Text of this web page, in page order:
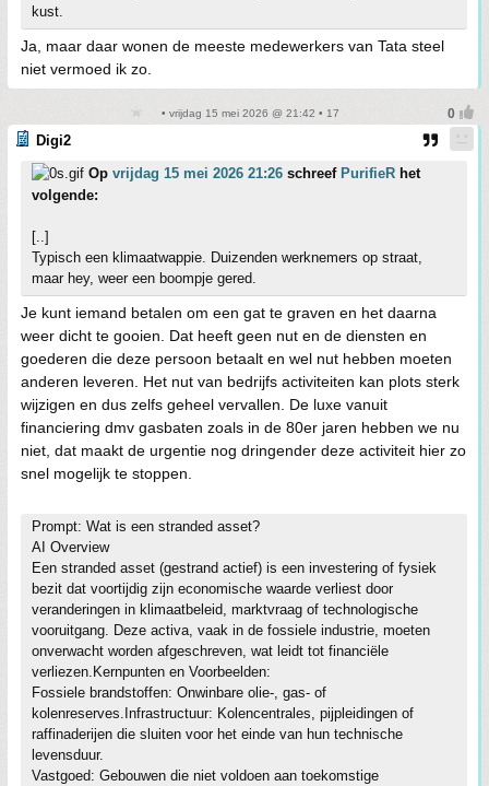
kust.
Ja, maar daar wonen de meeste medewerkers van Tata steel
niet vermoed ik zo.
• vrijdag 15 mei 2026 @ 21:42 • 17
Digi2
Op vrijdag 15 mei 2026 21:26 schreef PurifieR het
volgende:
[..]
Typisch een klimaatwappie. Duizenden werknemers op straat,
maar hey, weer een boompje gered.
Je kunt iemand betalen om een gat te graven en het daarna
weer dicht te gooien. Dat heeft geen nut en de diensten en
goederen die deze persoon betaalt en wel nut hebben moeten
anderen leveren. Het nut van bedrijfs activiteiten kan plots sterk
wijzigen en dus zelfs geheel vervallen. De luxe vanuit
financiering dmv gasbaten zoals in de 80er jaren hebben we nu
niet, dat maakt de urgentie nog dringender deze activiteit hier zo
snel mogelijk te stoppen.
Prompt: Wat is een stranded asset?
AI Overview
Een stranded asset (gestrand actief) is een investering of fysiek
bezit dat voortijdig zijn economische waarde verliest door
veranderingen in klimaatbeleid, marktvraag of technologische
vooruitgang. Deze activa, vaak in de fossiele industrie, moeten
onverwacht worden afgeschreven, wat leidt tot financiële
verliezen.Kernpunten en Voorbeelden:
Fossiele brandstoffen: Onwinbare olie-, gas- of
kolenreserves.Infrastructuur: Kolencentrales, pijpleidingen of
raffinaderijen die sluiten voor het einde van hun technische
levensduur.
Vastgoed: Gebouwen die niet voldoen aan toekomstige